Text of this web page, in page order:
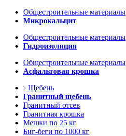
Общестроительные материалы
Микрокальцит
Общестроительные материалы
Гидроизоляция
Общестроительные материалы
Асфальтовая крошка
Щебень
Гранитный щебень
Гранитный отсев
Гранитная крошка
Мешки по 25 кг
Биг-беги по 1000 кг